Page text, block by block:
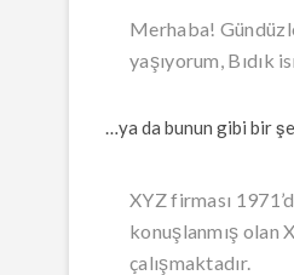
Merhaba!
yaşıyorum, Bıdık
…ya da bunun gibi bir
XYZ firması
konuşlanmış olan
çalışmaktadır.